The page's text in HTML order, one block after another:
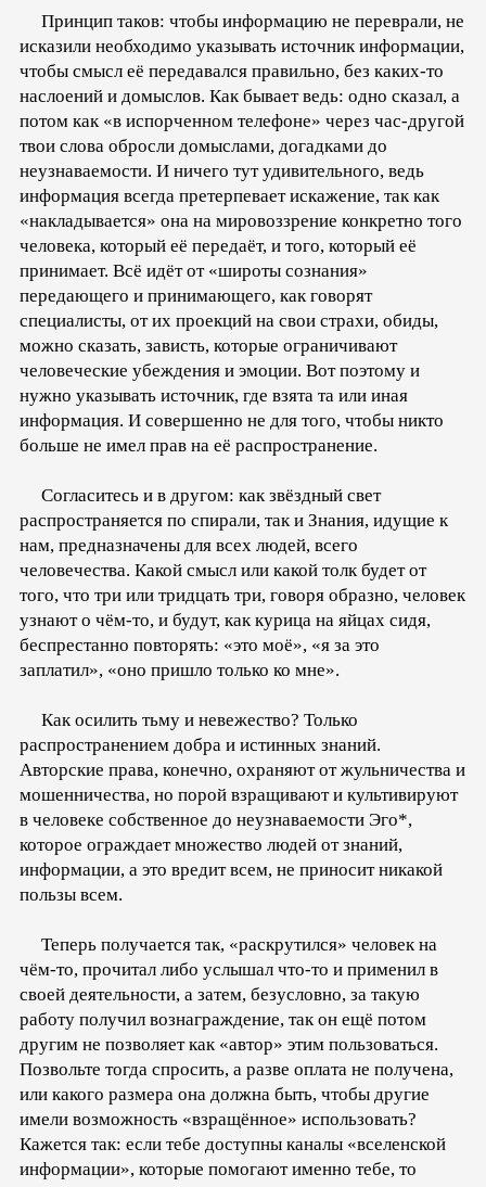
Принцип таков: чтобы информацию не переврали, не
исказили необходимо указывать источник информации,
чтобы смысл её передавался правильно, без каких-то
наслоений и домыслов. Как бывает ведь: одно сказал, а
потом как «в испорченном телефоне» через час-другой
твои слова обросли домыслами, догадками до
неузнаваемости. И ничего тут удивительного, ведь
информация всегда претерпевает искажение, так как
«накладывается» она на мировоззрение конкретно того
человека, который её передаёт, и того, который её
принимает. Всё идёт от «широты сознания»
передающего и принимающего, как говорят
специалисты, от их проекций на свои страхи, обиды,
можно сказать, зависть, которые ограничивают
человеческие убеждения и эмоции. Вот поэтому и
нужно указывать источник, где взята та или иная
информация. И совершенно не для того, чтобы никто
больше не имел прав на её распространение.
Согласитесь и в другом: как звёздный свет
распространяется по спирали, так и Знания, идущие к
нам, предназначены для всех людей, всего
человечества. Какой смысл или какой толк будет от
того, что три или тридцать три, говоря образно, человек
узнают о чём-то, и будут, как курица на яйцах сидя,
беспрестанно повторять: «это моё», «я за это
заплатил», «оно пришло только ко мне».
Как осилить тьму и невежество? Только
распространением добра и истинных знаний.
Авторские права, конечно, охраняют от жульничества и
мошенничества, но порой взращивают и культивируют
в человеке собственное до неузнаваемости Эго*,
которое ограждает множество людей от знаний,
информации, а это вредит всем, не приносит никакой
пользы всем.
Теперь получается так, «раскрутился» человек на
чём-то, прочитал либо услышал что-то и применил в
своей деятельности, а затем, безусловно, за такую
работу получил вознаграждение, так он ещё потом
другим не позволяет как «автор» этим пользоваться.
Позвольте тогда спросить, а разве оплата не получена,
или какого размера она должна быть, чтобы другие
имели возможность «взращённое» использовать?
Кажется так: если тебе доступны каналы «вселенской
информации», которые помогают именно тебе, то